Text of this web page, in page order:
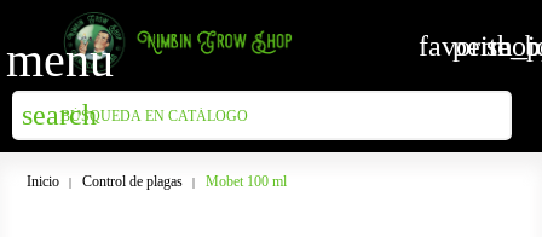
search
menu
Inicio Control de plagas Mobet 100 ml